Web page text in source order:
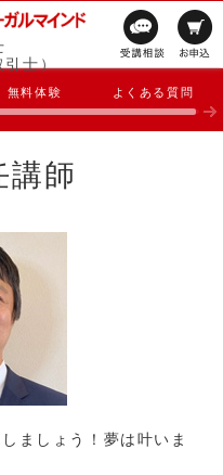
引士）
無料体験 よくある質問
講師
ましょう！夢は叶いま